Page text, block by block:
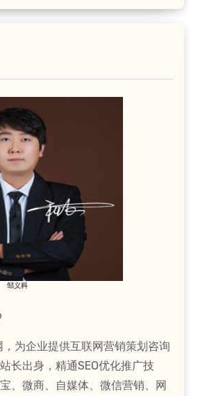
邹义科
为企业提供互联网营销策划咨询
长出身，精通SEO优化推广技
、微商、自媒体、微信营销、网